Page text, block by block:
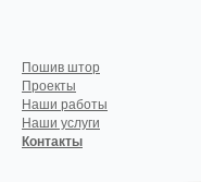
Пошив штор
Проекты
Наши работы
Наши услуги
Контакты